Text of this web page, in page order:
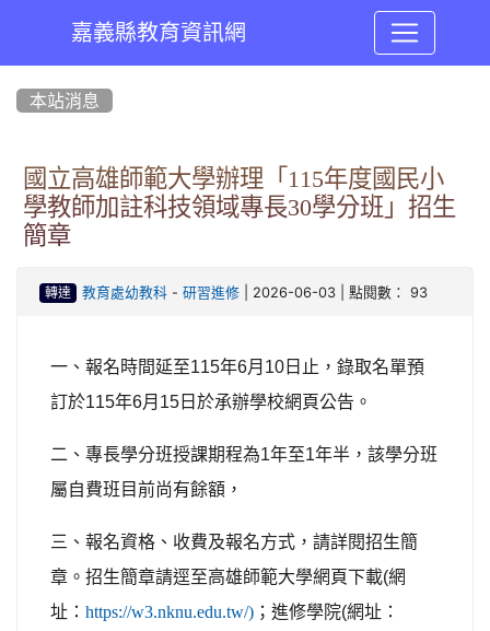
嘉義縣教育資訊網
本站消息
國立高雄師範大學辦理「115年度國民小
學教師加註科技領域專長30學分班」招生
簡章
轉達 教育處幼教科- 研習進修| 2026-06-03 | 點閱數： 93
一、報名時間延至115年6月 10 日止，錄取名單預
訂於115年6月 15 日於承辦學校網頁公告。
二、專長學分班授課期程為1年至1年半，該學分班
屬自費班目前尚有餘額，
三、報名資格、收費及報名方式，請詳閱招生簡
章。招生簡章請逕至高雄師範大學網頁下載(網
址： https://w3.nknu.edu.tw/) ；進修學院(網址：